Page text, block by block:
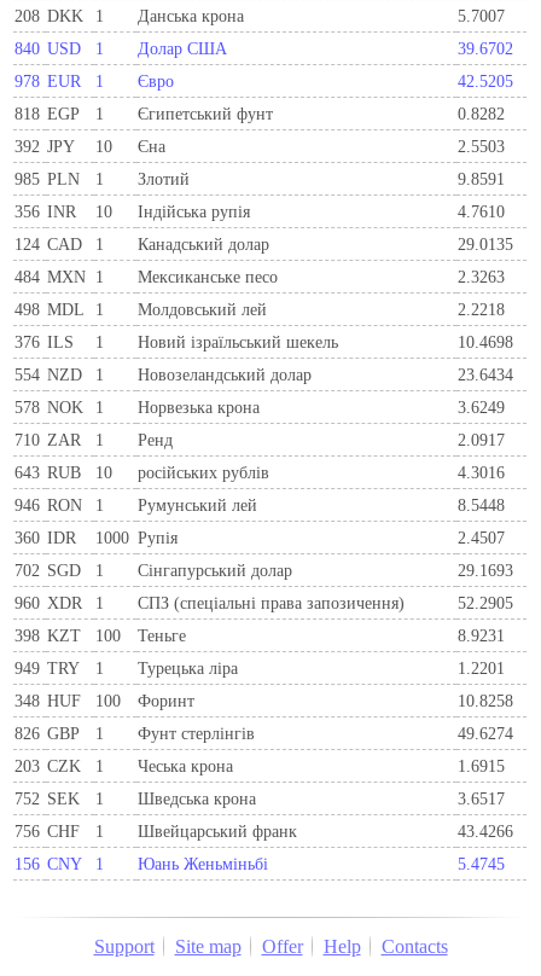
208 DKK 1 Данська крона
5.7007
840 USD 1 Долар США
39.6702
978 EUR 1 Євро
42.5205
818 EGP 1 Єгипетський фунт
0.8282
392 JPY 10 Єна
2.5503
985 PLN 1 Злотий
9.8591
356 INR 10 Індійська рупія
4.7610
124 CAD 1 Канадський долар
29.0135
484 MXN 1 Мексиканське песо
2.3263
498 MDL 1 Молдовський лей
2.2218
376 ILS 1 Новий ізраїльський шекель
10.4698
554 NZD 1 Новозеландський долар
23.6434
578 NOK 1 Норвезька крона
3.6249
710 ZAR 1 Ренд
2.0917
643 RUB 10 російських рублів
4.3016
946 RON 1 Румунський лей
8.5448
360 IDR 1000 Рупія
2.4507
702 SGD 1 Сінгапурський долар
29.1693
960 XDR 1 СПЗ (спеціальні права запозичення)
52.2905
398 KZT 100 Теньге
8.9231
949 TRY 1 Турецька ліра
1.2201
348 HUF 100 Форинт
10.8258
826 GBP 1 Фунт стерлінгів
49.6274
203 CZK 1 Чеська крона
1.6915
752 SEK 1 Шведська крона
3.6517
756 CHF 1 Швейцарський франк
43.4266
156 CNY 1 Юань Женьміньбі 5.4745
Support Site map Offer Help Contacts